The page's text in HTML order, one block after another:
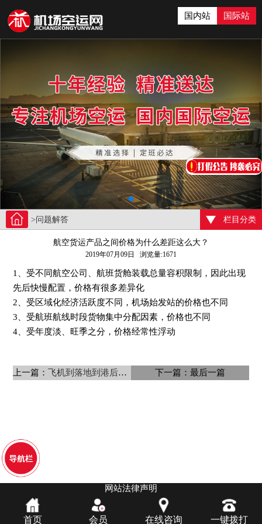
国内站 国际站
>问题解答 栏目分类
航空货运产品之间价格为什么差距这么大？
2019年07月09日 浏览量:1671
1、受不同航空公司、航班货舱装载总量容积限制，因此出现
先后快慢配置，价格有很多差异化
2、受区域化经济活跃度不同，机场始发站的价格也不同
3、受航班航线时段货物集中分配因素，价格也不同
4、受年度淡、旺季之分，价格经常性浮动
上一篇：飞机到落地到港后为什么不能马上 下一篇：最后一篇
网站法律声明
首页 会员 在线咨询 一键拨打